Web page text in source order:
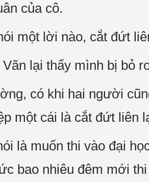
của cô.
một lời nào, cắt đứt
lại thấy mình bị bỏ
có khi hai người
một cái là cắt đứt liên
là muốn thi vào đại
bao nhiêu đêm mới